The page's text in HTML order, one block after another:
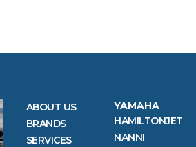
ABOUT US
BRANDS
SERVICES
YAMAHA
HAMILTONJET
NANNI